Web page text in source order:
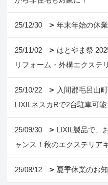
25/12/30 年末年始の休
25/11/02
はとやま祭
リフォーム・外構エクステ
25/10/22
入間郡毛呂山
LIXILネスカRで2台駐車可能
25/09/30
LIXIL製品で、
ャンス！秋のエクステリア
25/08/12 夏季休業のお